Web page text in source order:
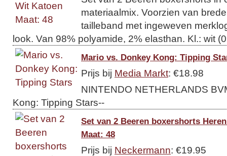
materiaalmix. Voorzien van
tailleband met ingeweven
look. Van 98% polyamide, 2% elasthan. Kl.: wit
Mario vs. Donkey Kong: Tipping
Prijs bij Media Markt: €18.98
NINTENDO NETHERLANDS
Kong: Tipping Stars--
Set van 2 Beeren boxershorts
Maat: 48
Prijs bij Neckermann: €19.95